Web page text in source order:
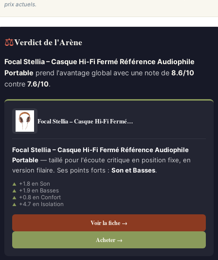
prix actuels.
⚖Verdict de l'Arène
Focal Stellia – Casque Hi-Fi Fermé Référence Audiophile
Portable prend l'avantage global avec une note de 8.6/10
contre 7.6/10.
Focal Stellia – Casque Hi-Fi Fermé…
Focal Stellia – Casque Hi-Fi Fermé Référence Audiophile
Portable — taillé pour l'écoute critique en position fixe, en
version filaire. Ses points forts : Son et Basses.
+1.8 en Son
+1.9 en Basses
+0.8 en Confort
+4.7 en Isolation
Voir la fiche →
Acheter →